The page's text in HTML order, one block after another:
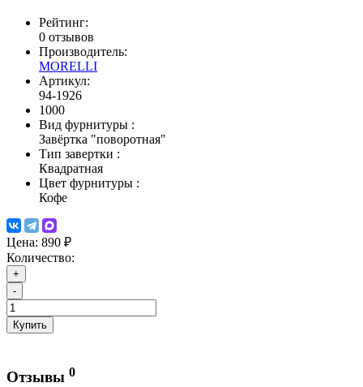
Рейтинг:
0 отзывов
Производитель:
MORELLI
Артикул:
94-1926
1000
Вид фурнитуры :
Завёртка "поворотная"
Тип завертки :
Квадратная
Цвет фурнитуры :
Кофе
Цена: 890 ₽
Количество:
+
-
Купить
Отзывы 0